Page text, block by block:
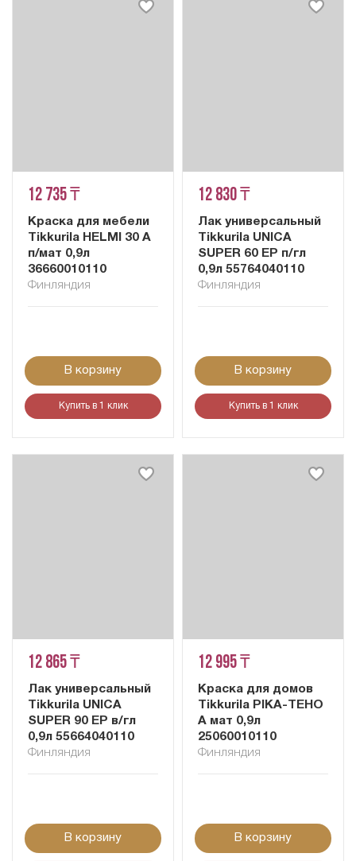
12 735 ₸
Краска для мебели
Tikkurila HELMI 30 A
п/мат 0,9л
36660010110
Финляндия
В корзину
Купить в 1 клик
12 830 ₸
Лак универсальный
Tikkurila UNICA
SUPER 60 EP п/гл
0,9л 55764040110
Финляндия
В корзину
Купить в 1 клик
12 865 ₸
Лак универсальный
Tikkurila UNICA
SUPER 90 EP в/гл
0,9л 55664040110
Финляндия
В корзину
12 995 ₸
Краска для домов
Tikkurila PIKA-TEHO
A мат 0,9л
25060010110
Финляндия
В корзину